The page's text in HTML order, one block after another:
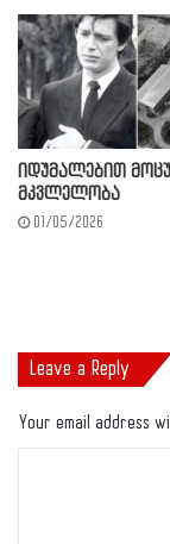
იდუმალებით
მკვლელობა
01/05/2026
Leave a Reply
Your email address